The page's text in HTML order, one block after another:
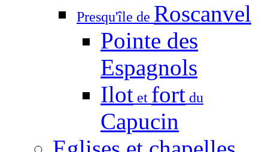
Presqu'île de Roscanvel
Pointe des
Espagnols
Ilot et fort du
Capucin